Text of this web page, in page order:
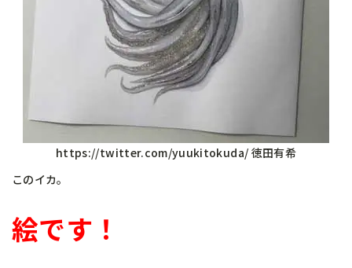
https://twitter.com/yuukitokuda/ 徳田有希
このイカ。
絵です！